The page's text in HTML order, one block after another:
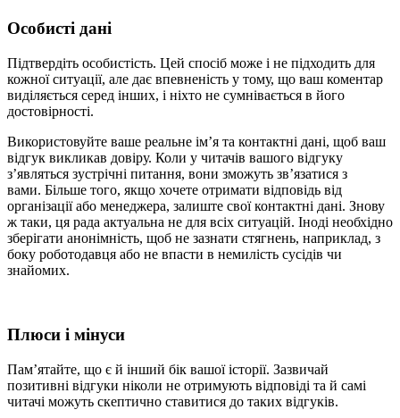
Особисті дані
Підтвердіть особистість. Цей спосіб може і не підходить для
кожної ситуації, але дає впевненість у тому, що ваш коментар
виділяється серед інших, і ніхто не сумнівається в його
достовірності.
Використовуйте ваше реальне ім’я та контактні дані, щоб ваш
відгук викликав довіру. Коли у читачів вашого відгуку
з’являться зустрічні питання, вони зможуть зв’язатися з
вами. Більше того, якщо хочете отримати відповідь від
організації або менеджера, залиште свої контактні дані. Знову
ж таки, ця рада актуальна не для всіх ситуацій. Іноді необхідно
зберігати анонімність, щоб не зазнати стягнень, наприклад, з
боку роботодавця або не впасти в немилість сусідів чи
знайомих.
Плюси і мінуси
Пам’ятайте, що є й інший бік вашої історії. Зазвичай
позитивні відгуки ніколи не отримують відповіді та й самі
читачі можуть скептично ставитися до таких відгуків.